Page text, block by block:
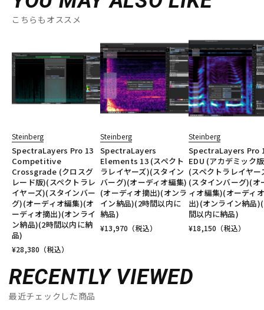
こちらもオススメ
Steinberg
SpectraLayers Pro 13
Competitive
Crossgrade (クロスグ
レード版)(スペクトラレ
イヤーズ)(スタインバー
グ)(オーディオ編集)(オ
ーディオ摘出)(オンライ
ン納品)(2時間以内に納
品)
¥28,380 （税込）
Steinberg
SpectraLayers
Elements 13 (スペクト
ラレイヤーズ)(スタイン
バーグ)(オーディオ編集)
(オーディオ摘出)(オンラ
イン納品)(2時間以内に
納品)
¥13,970 （税込）
Steinberg
SpectraLayers Pro
EDU (アカデミック
(スペクトラレイヤー
(スタインバーグ)(オ
ィオ編集)(オーディ
出)(オンライン納品
間以内に納品)
¥18,150 （税込）
RECENTLY VIEWED
最近チェックした商品